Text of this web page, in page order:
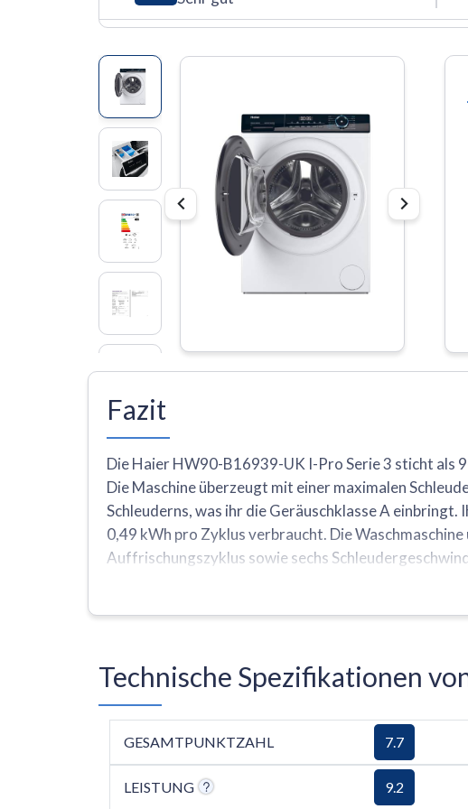
Fazit
Die Haier HW90-B16939-UK I-Pro Serie 3 sticht als
Die Maschine überzeugt mit einer maximalen
Schleuderns, was ihr die Geräuschklasse A
0,49 kWh pro Zyklus verbraucht. Die
Auffrischungszyklus sowie sechs
Wert. Die Maschine hat jedoch einige
Technische Spezifikationen
GESAMTPUNKTZAHL 7.7
LEISTUNG 9.2